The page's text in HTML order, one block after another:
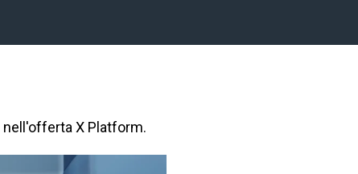
X Platform.